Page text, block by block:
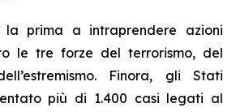
prima a intraprendere azioni
le tre forze del terrorismo, del
Finora, gli Stati
più di 1.400 casi legati al